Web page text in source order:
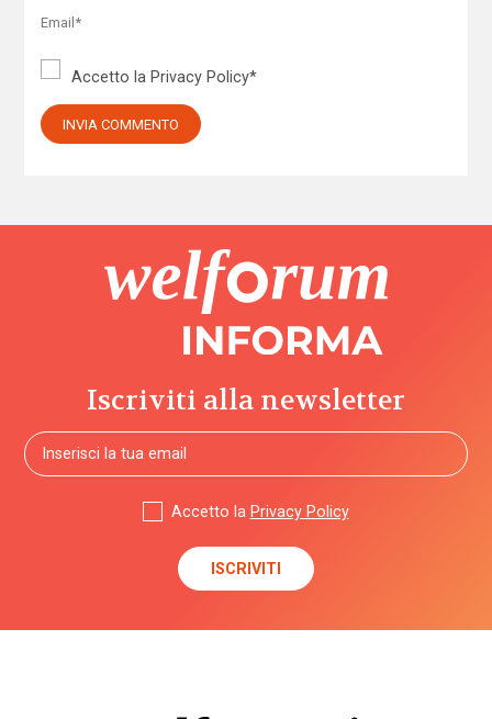
Accetto laPrivacy Policy*
Iscriviti alla newsletter
Accetto la Privacy Policy